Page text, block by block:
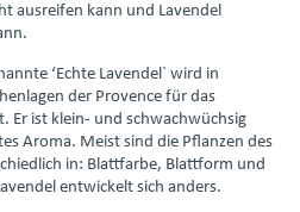
ausreifen kann und Lavendel
‘Echte Lavendel` wird in
der Provence für das
Er ist klein- und schwachwüchsig
Aroma. Meist sind die Pflanzen des
in: Blattfarbe, Blattform und
entwickelt sich anders.